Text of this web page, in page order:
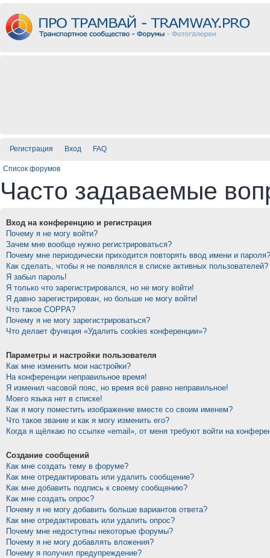
Регистрация Вход FAQ
Список форумов
Часто задаваемые
Вход на конференцию и регистрация
Почему я не могу войти?
Зачем мне вообще нужно регистрироваться?
Почему мне периодически приходится повторять ввод имени и пароля?
Как сделать, чтобы я не появлялся в списке активных пользователей?
Я забыл пароль!
Я только что зарегистрировался, но не могу войти!
Я давно зарегистрирован, но больше не могу войти!
Что такое COPPA?
Почему я не могу зарегистрироваться?
Что делает функция «Удалить cookies конференции»?
Параметры и настройки пользователя
Как мне изменить мои настройки?
На конференции неправильное время!
Я изменил часовой пояс, но время всё равно неправильное!
Моего языка нет в списке!
Как я могу поместить изображение вместе со своим именем?
Что такое звание и как я могу изменить его?
Когда я щёлкаю по ссылке «email», от меня требуют войти на
Создание сообщений
Как мне создать тему в форуме?
Как мне отредактировать или удалить сообщение?
Как мне добавить подпись к своему сообщению?
Как мне создать опрос?
Почему я не могу добавить больше вариантов ответа?
Как мне отредактировать или удалить опрос?
Почему мне недоступны некоторые форумы?
Почему я не могу добавлять вложения?
Почему я получил предупреждение?